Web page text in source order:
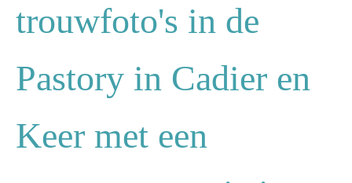
trouwfoto's in de
Pastory in Cadier en
Keer met een